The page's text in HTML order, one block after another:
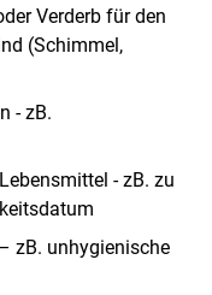
Verderb für den
(Schimmel,
- zB.
- zB. zu
zB. unhygienische